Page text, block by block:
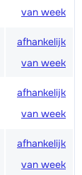
van week
afhankelijk
van week
afhankelijk
van week
afhankelijk
van week